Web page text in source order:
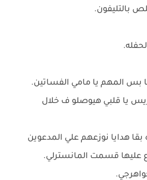
بالتليفون.
المهم يا مامي الفساتين.
يا قلبي هيوصلو ف خلال
هدايا نوزعهم علي المدعوين
قسمت المانسترلي.